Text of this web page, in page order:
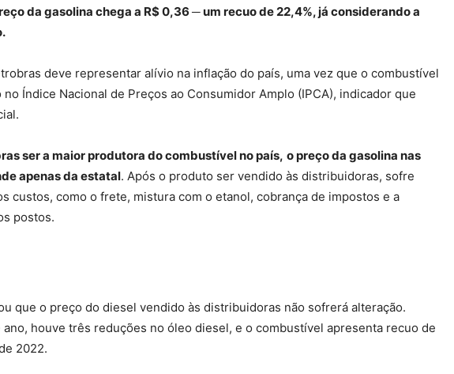
da gasolina chega a R$ 0,36 ─ um recuo de 22,4%, já considerando a
deve representar alívio na inflação do país, uma vez que o combustível
Índice Nacional de Preços ao Consumidor Amplo (IPCA), indicador que
ser a maior produtora do combustível no país, o preço da gasolina nas
apenas da estatal. Após o produto ser vendido às distribuidoras, sofre
custos, como o frete, mistura com o etanol, cobrança de impostos e a
postos.
que o preço do diesel vendido às distribuidoras não sofrerá alteração.
ano, houve três reduções no óleo diesel, e o combustível apresenta recuo de
2022.